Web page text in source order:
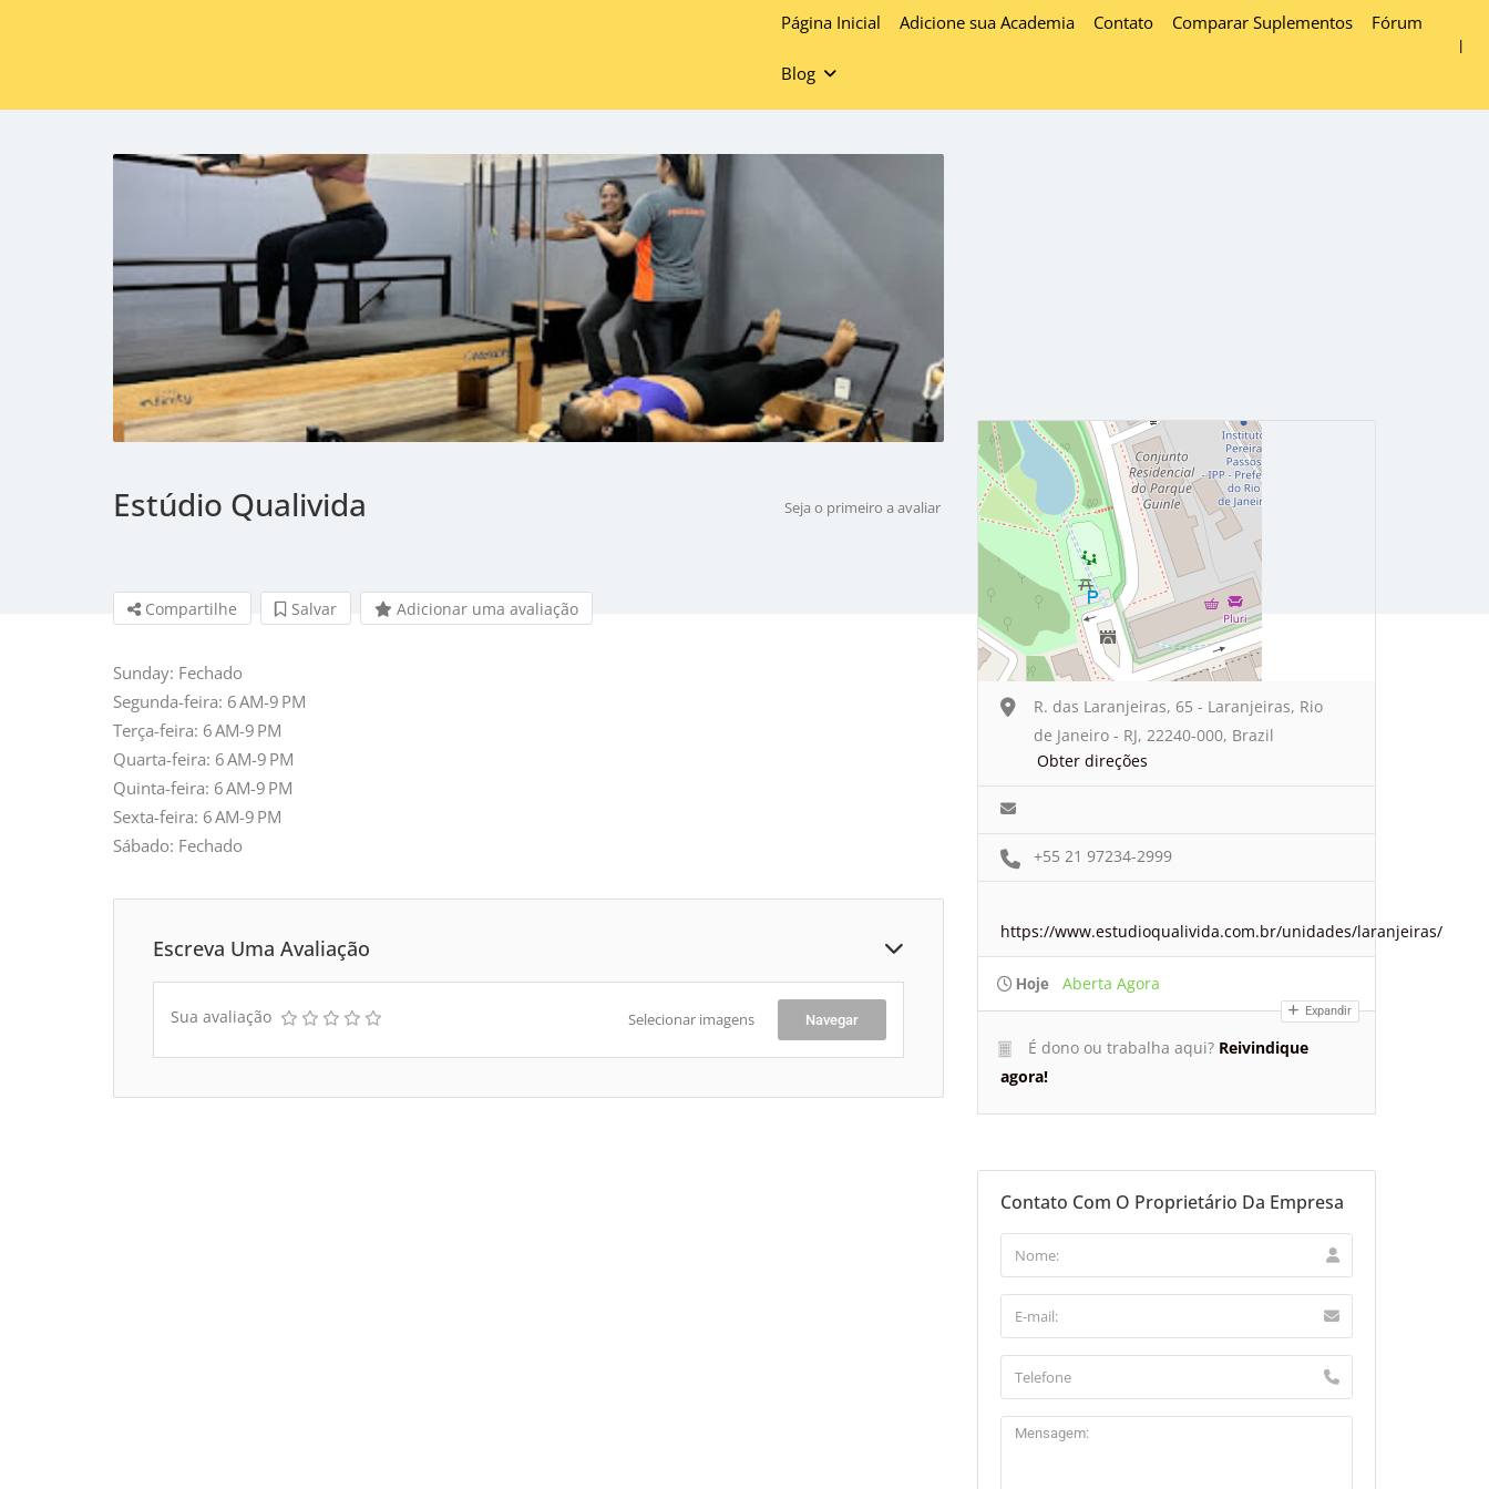
Página Inicial Adicione sua Academia Contato Comparar Suplementos Fórum
Blog
Estúdio Qualivida Seja o primeiro a avaliar
Compartilhe Salvar Adicionar uma avaliação
Sunday: Fechado
Segunda-feira: 6 AM-9 PM
Terça-feira: 6 AM-9 PM
Quarta-feira: 6 AM-9 PM
Quinta-feira: 6 AM-9 PM
Sexta-feira: 6 AM-9 PM
Sábado: Fechado
Escreva Uma Avaliação
Sua avaliação Selecionar imagens Navegar
R. das Laranjeiras, 65 - Laranjeiras, Rio
de Janeiro - RJ, 22240-000, Brazil
Obter direções
+55 21 97234-2999
https://www.estudioqualivida.com.br/unidades/laranjeiras/
Hoje Aberta Agora
Expandir
É dono ou trabalha aqui? Reivindique
agora!
Contato Com O Proprietário Da Empresa